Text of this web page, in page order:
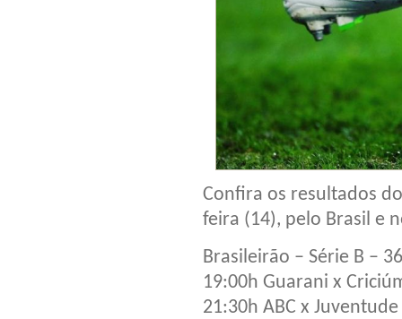
Confira os resultados
feira (14), pelo Brasil e
Brasileirão – Série B –
19:00h Guarani x
21:30h ABC x Juventude